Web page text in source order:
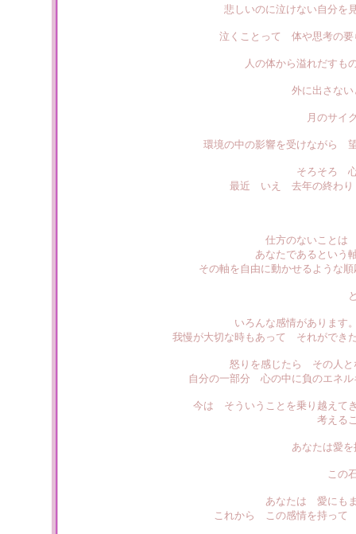
悲しいのに泣けない自分を
泣くことって 体や思考の要
人の体から溢れだすも
外に出さな
月のサイ
環境の中の影響を受けながら
そろそろ
最近 いえ 去年の終わり
仕方のないこと
あなたであるという
その軸を自由に動かせるような
いろんな感情があります
我慢が大切な時もあって それができ
怒りを感じたら その人
自分の一部分 心の中に負のエネル
今は そういうことを乗り越えて
考える
あなたは愛を
この
あなたは 愛にも
これから この感情を持って